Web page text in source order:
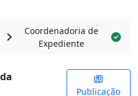
Coordenadoria de
Expediente
Publicação